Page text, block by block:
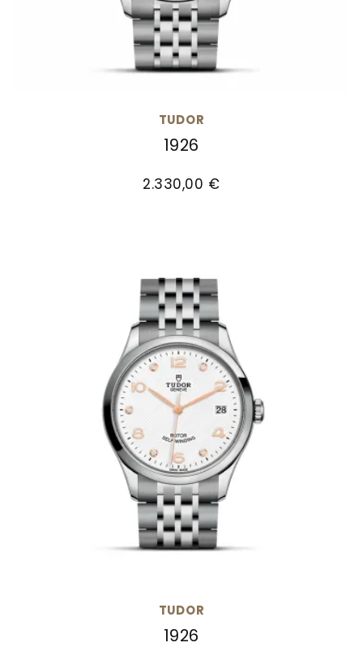
TUDOR
1926
2.330,00 €
TUDOR
1926